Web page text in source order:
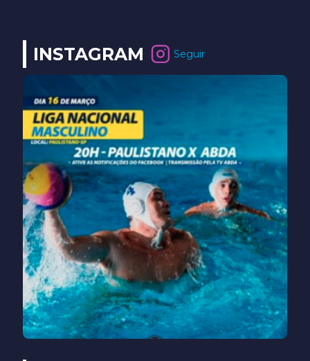
INSTAGRAM Seguir